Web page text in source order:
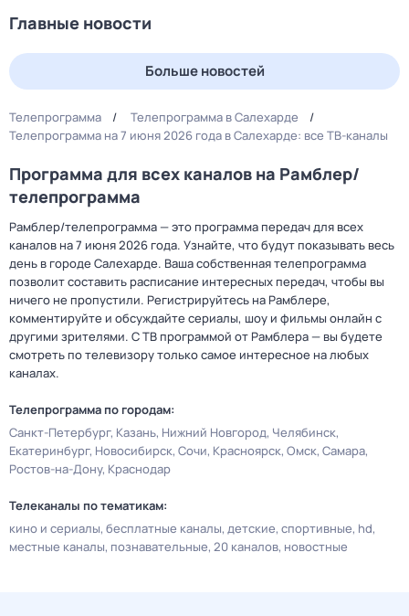
Главные новости
Больше новостей
Телепрограмма
Телепрограмма в Салехарде
Телепрограмма на 7 июня 2026 года в Салехарде: все ТВ-каналы
Программа для всех каналов на Рамблер/
телепрограмма
Рамблер/телепрограмма — это программа передач для всех
каналов на 7 июня 2026 года. Узнайте, что будут показывать весь
день в городе Салехарде. Ваша собственная телепрограмма
позволит составить расписание интересных передач, чтобы вы
ничего не пропустили. Регистрируйтесь на Рамблере,
комментируйте и обсуждайте сериалы, шоу и фильмы онлайн с
другими зрителями. С ТВ программой от Рамблера — вы будете
смотреть по телевизору только самое интересное на любых
каналах.
Телепрограмма по городам:
Санкт-Петербург Казань Нижний Новгород Челябинск
Екатеринбург Новосибирск Сочи Красноярск Омск Самара
Ростов-на-Дону Краснодар
Телеканалы по тематикам:
кино и сериалы бесплатные каналы детские спортивные hd
местные каналы познавательные 20 каналов новостные